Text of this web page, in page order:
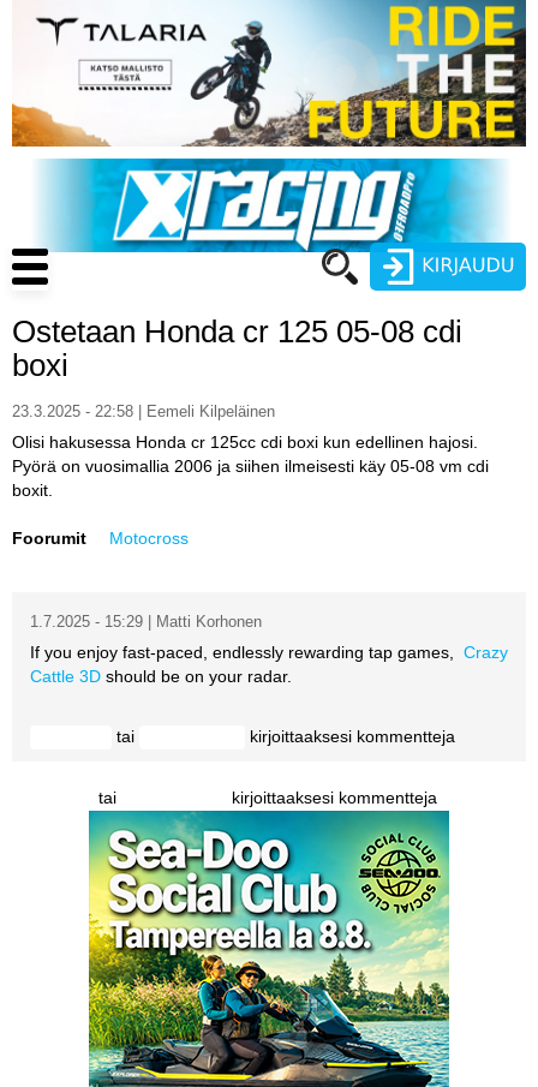
pääsisältöön
Käyttäjätunnus
Main
navigation
ENDURO
MOTOCROSS
YLEISTÄ ALALTA
LUE DIGILEHDET
ASIAKASPALVELU JA
MEDIATIEDOT
YHTEYSTIEDOT
Ostetaan Honda cr 125 05-08 cdi
boxi
23.3.2025 - 22:58 | Eemeli Kilpeläinen
Olisi hakusessa Honda cr 125cc cdi boxi kun edellinen hajosi.
Pyörä on vuosimallia 2006 ja siihen ilmeisesti käy 05-08 vm cdi
boxit.
Foorumit Motocross
1.7.2025 - 15:29 | Matti Korhonen
If you enjoy fast-paced, endlessly rewarding tap games, Crazy
Cattle 3D should be on your radar.
tai kirjoittaaksesi kommentteja
tai kirjoittaaksesi kommentteja